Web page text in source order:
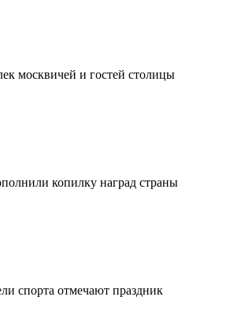
москвичей и гостей столицы
копилку наград страны
спорта отмечают праздник